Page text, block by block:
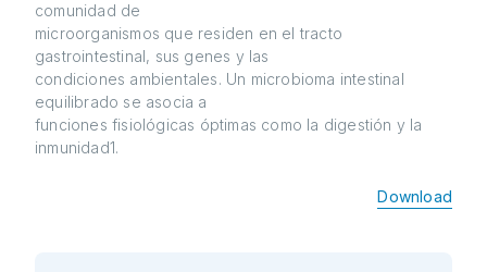
comunidad de
microorganismos que residen en el tracto
gastrointestinal, sus genes y las
condiciones ambientales. Un microbioma intestinal
equilibrado se asocia a
funciones fisiológicas óptimas como la digestión y la
inmunidad1.
Download